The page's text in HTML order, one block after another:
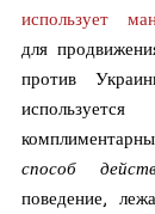
использует
для
против
способ
поведение,